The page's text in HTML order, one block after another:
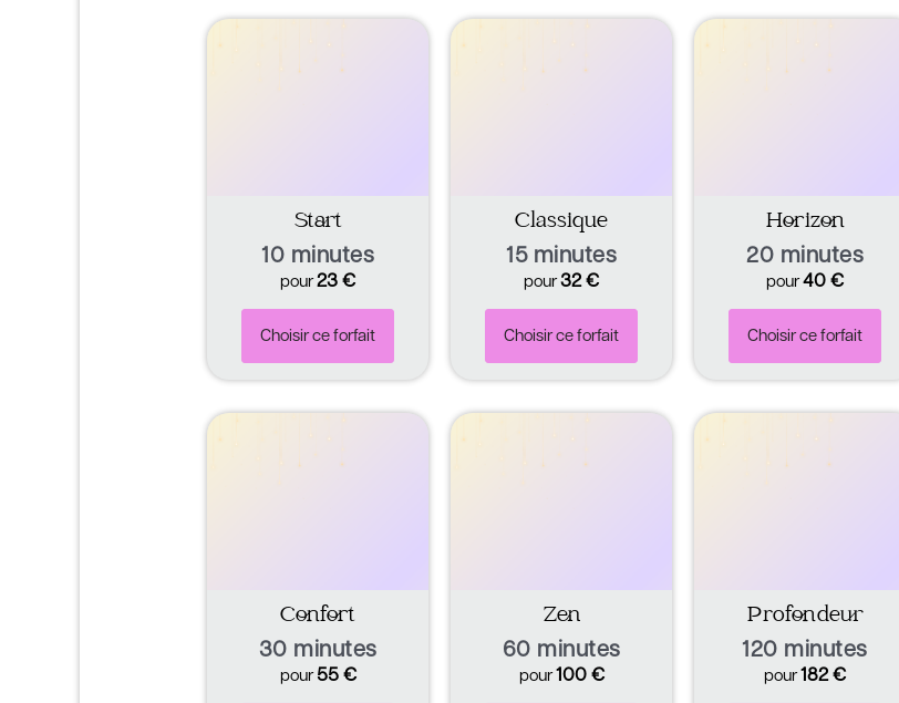
Start
10 minutes
pour23 €
Choisir ce forfait
Classique
15 minutes
pour32 €
Choisir ce forfait
Horizon
20 minutes
pour40 €
Choisir ce forfait
Confort
30 minutes
pour 55 €
Zen
60 minutes
pour100 €
Profondeur
120 minutes
pour182 €